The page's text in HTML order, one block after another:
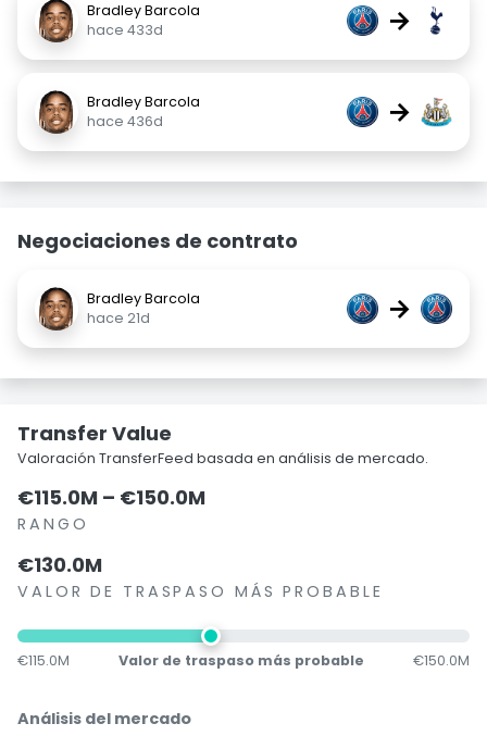
Bradley Barcola
hace 433d
→
Bradley Barcola
hace 436d
→
Negociaciones de contrato
Bradley Barcola
hace 21d
→
Transfer Value
Valoración TransferFeed basada en análisis de mercado.
€115.0M – €150.0M
RANGO
€130.0M
VALOR DE TRASPASO MÁS PROBABLE
€115.0M Valor de traspaso más probable €150.0M
Análisis del mercado